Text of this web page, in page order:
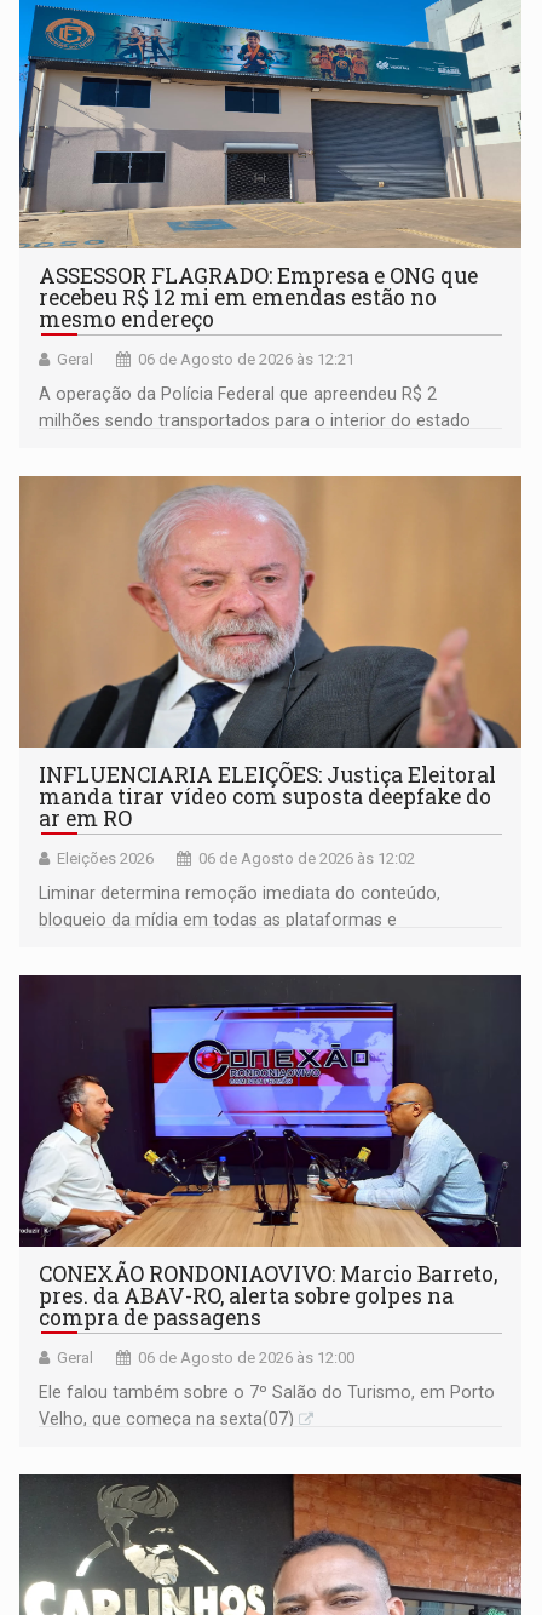
ASSESSOR FLAGRADO: Empresa e ONG que
recebeu R$ 12 mi em emendas estão no
mesmo endereço
Geral 06 de Agosto de 2026 às 12:21
A operação da Polícia Federal que apreendeu R$ 2
milhões sendo transportados para o interior do estado
ligação do suspeito com um deputado federal do União
Brasil por Rondônia
INFLUENCIARIA ELEIÇÕES: Justiça Eleitoral
manda tirar vídeo com suposta deepfake do
ar em RO
Eleições 2026 06 de Agosto de 2026 às 12:02
Liminar determina remoção imediata do conteúdo,
bloqueio da mídia em todas as plataformas e
CONEXÃO RONDONIAOVIVO: Marcio Barreto,
pres. da ABAV-RO, alerta sobre golpes na
compra de passagens
Geral 06 de Agosto de 2026 às 12:00
Ele falou também sobre o 7º Salão do Turismo, em Porto
Velho, que começa na sexta(07)